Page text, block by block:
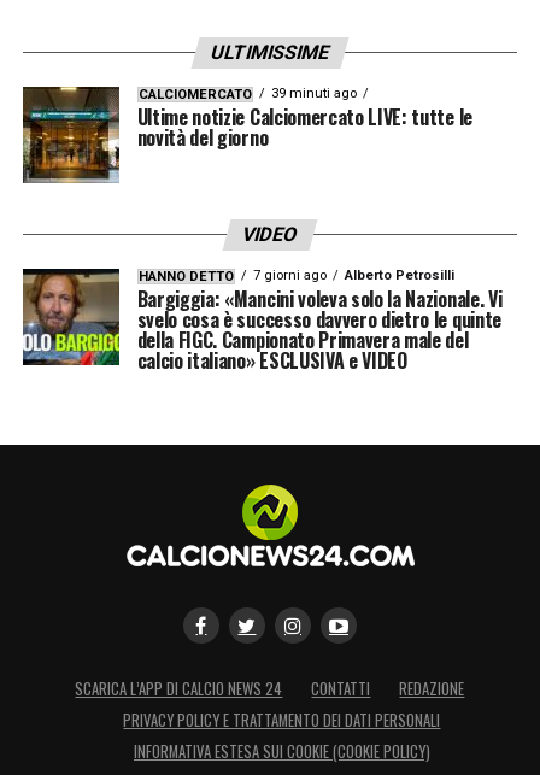
ULTIMISSIME
CALCIOMERCATO 39 minuti ago
Ultime notizie Calciomercato LIVE: tutte le
novità del giorno
VIDEO
HANNO DETTO 7 giorni ago Alberto Petrosilli
Bargiggia: «Mancini voleva solo la Nazionale. Vi
svelo cosa è successo davvero dietro le quinte
della FIGC. Campionato Primavera male del
calcio italiano» ESCLUSIVA e VIDEO
SCARICA L’APP DI CALCIO NEWS 24 CONTATTI
REDAZIONE
PRIVACY POLICY E TRATTAMENTO DEI DATI PERSONALI
INFORMATIVA ESTESA SUI COOKIE (COOKIE POLICY)